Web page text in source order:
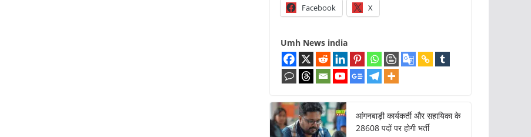
Facebook X
Umh News india
आंगनबाड़ी कार्यकर्ती और सहायिका के
28608 पदों पर होगी भर्ती